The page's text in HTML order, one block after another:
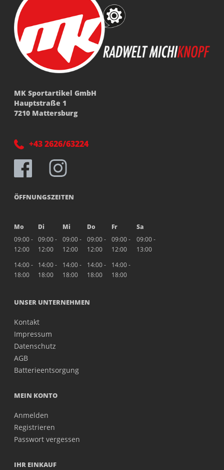
MK Sportartikel GmbH
Hauptstraße 1
7210 Mattersburg
+43 2626/63224
ÖFFNUNGSZEITEN
Mo Di Mi Do Fr
Sa
09:00 -
12:00
09:00 -
12:00
09:00 -
12:00
09:00 -
12:00
09:00 -
12:00
09:00 -
13:00
14:00 -
18:00
14:00 -
18:00
14:00 -
18:00
14:00 -
18:00
14:00 -
18:00
UNSER UNTERNEHMEN
Kontakt
Impressum
Datenschutz
AGB
Batterieentsorgung
MEIN KONTO
Anmelden
Registrieren
Passwort vergessen
IHR EINKAUF